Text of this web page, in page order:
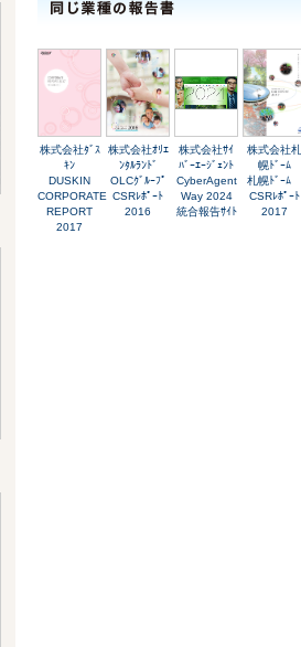
株式会社ﾀﾞｽ
ｷﾝ
DUSKIN
CORPORATE
REPORT
2017
株式会社ｵﾘｴ
ﾝﾀﾙﾗﾝﾄﾞ
OLCｸﾞﾙｰﾌﾟ
CSRﾚﾎﾟｰﾄ
2016
株式会社ｻｲ
ﾊﾞｰｴｰｼﾞｪﾝﾄ
CyberAgent
Way 2024
統合報告ｻｲﾄ
株式会社札
幌ﾄﾞｰﾑ
札幌ﾄﾞｰﾑ
CSRﾚﾎﾟｰﾄ
2017